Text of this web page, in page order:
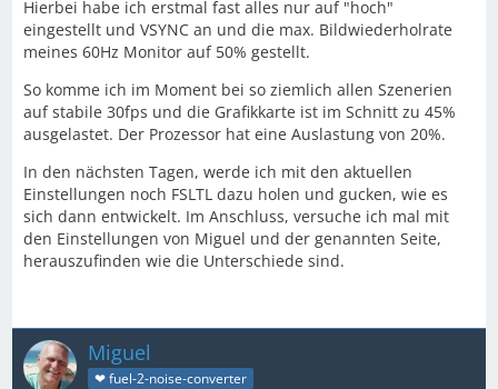
Hierbei habe ich erstmal fast alles nur auf "hoch"
eingestellt und VSYNC an und die max. Bildwiederholrate
meines 60Hz Monitor auf 50% gestellt.
So komme ich im Moment bei so ziemlich allen Szenerien
auf stabile 30fps und die Grafikkarte ist im Schnitt zu 45%
ausgelastet. Der Prozessor hat eine Auslastung von 20%.
In den nächsten Tagen, werde ich mit den aktuellen
Einstellungen noch FSLTL dazu holen und gucken, wie es
sich dann entwickelt. Im Anschluss, versuche ich mal mit
den Einstellungen von Miguel und der genannten Seite,
herauszufinden wie die Unterschiede sind.
Miguel
❤ fuel-2-noise-converter